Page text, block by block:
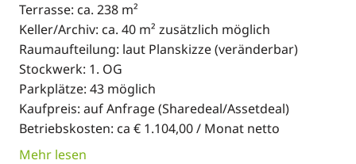
Terrasse: ca. 238 m²
Keller/Archiv: ca. 40 m² zusätzlich möglich
Raumaufteilung: laut Planskizze (veränderbar)
Stockwerk: 1. OG
Parkplätze: 43 möglich
Kaufpreis: auf Anfrage (Sharedeal/Assetdeal)
Betriebskosten: ca € 1.104,00 / Monat netto
Mehr lesen